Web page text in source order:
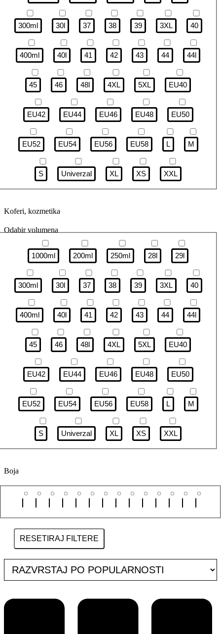
300ml 30l 37 38 39 3XL 40
400ml 40l 41 42 43 44 44l
45 46 48l 4XL 5XL EU40
EU42 EU44 EU46 EU48 EU50
EU52 EU54 EU56 EU58 L M
S Univerzal XL XS XXL
Koferi, kozmetika
Odabir volumena
1000ml 200ml 250ml 28l 29l
300ml 30l 37 38 39 3XL 40
400ml 40l 41 42 43 44 44l
45 46 48l 4XL 5XL EU40
EU42 EU44 EU46 EU48 EU50
EU52 EU54 EU56 EU58 L M
S Univerzal XL XS XXL
Boja
RESETIRAJ FILTERE